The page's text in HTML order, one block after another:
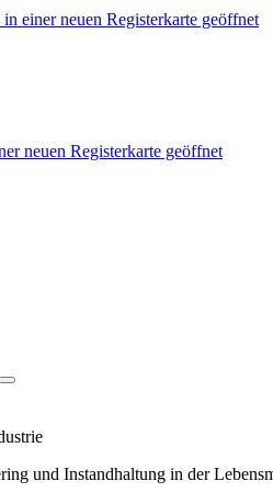
einer neuen Registerkarte geöffnet
neuen Registerkarte geöffnet
und Instandhaltung in der